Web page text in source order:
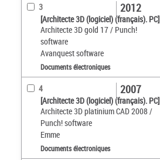
3
[Architecte 3D (logiciel) (français). PC]
Architecte 3D gold 17 / Punch!
software
Avanquest software
2012
Documents électroniques
4
[Architecte 3D (logiciel) (français). PC]
Architecte 3D platinium CAD 2008 /
Punch! software
Emme
2007
Documents électroniques